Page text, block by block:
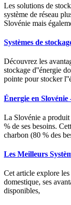
Les solutions de
système de réseau
Slovénie mais
Systèmes de
Découvrez les
stockage d''énergie
pointe pour stocker
Énergie en
La Slovénie a
% de ses besoins.
charbon (80 % des
Les Meilleurs
Cet article explore
domestique, ses
disponibles,